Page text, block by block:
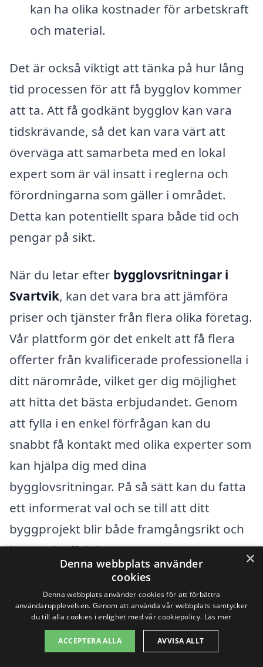
kan ha olika kostnader för arbetskraft
och material.
Det är också viktigt att tänka på hur lång
tid processen för att få bygglov kommer
att ta. Att få godkänt bygglov kan vara
tidskrävande, så det kan vara värt att
överväga att samarbeta med en lokal
expert som är väl insatt i reglerna och
förordningarna som gäller i området.
Detta kan potentiellt spara både tid och
pengar på sikt.
När du letar efter bygglovsritningar i
Svartvik, kan det vara bra att jämföra
priser och tjänster från flera olika företag.
Vår plattform gör det enkelt att få flera
offerter från kvalificerade professionella i
ditt närområde, vilket ger dig möjlighet
att hitta det bästa erbjudandet. Genom
att fylla i en enkel förfrågan kan du
snabbt få kontakt med olika experter som
kan hjälpa dig med dina
bygglovsritningar. På så sätt kan du fatta
ett informerat val och se till att ditt
byggprojekt blir både framgångsrikt och
kostnadseffektivt.
Få 3 erbjudanden, gratis och utan
förpliktelser
×
Denna webbplats använder
cookies
Denna webbplats använder cookies för att förbättra
användarupplevelsen. Genom att använda vår webbplats samtycker
du till alla cookies i enlighet med vår cookiepolicy. Läs mer
ACCEPTERA ALLA AVVISA ALLT